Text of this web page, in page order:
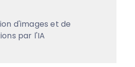
d'images et de
par l'IA